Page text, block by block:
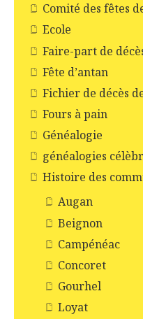
Comité des fêtes
Ecole
Faire-part de
Fête d’antan
Fichier de décès
Fours à pain
Généalogie
généalogies
Histoire des
Augan
Beignon
Campénéac
Concoret
Gourhel
Loyat